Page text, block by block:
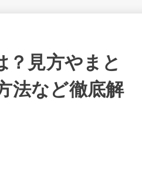
見方やまと
法など徹底解